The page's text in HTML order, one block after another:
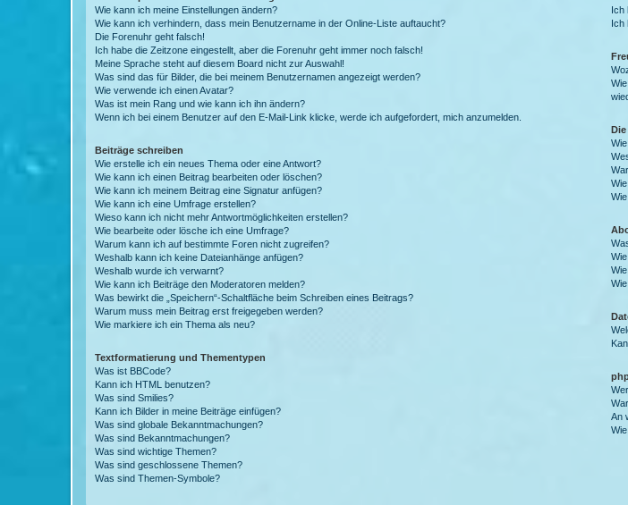
Wie kann ich meine Einstellungen ändern?
Wie kann ich verhindern, dass mein Benutzername in der Online-Liste auftaucht?
Die Forenuhr geht falsch!
Ich habe die Zeitzone eingestellt, aber die Forenuhr geht immer noch falsch!
Meine Sprache steht auf diesem Board nicht zur Auswahl!
Was sind das für Bilder, die bei meinem Benutzernamen angezeigt werden?
Wie verwende ich einen Avatar?
Was ist mein Rang und wie kann ich ihn ändern?
Wenn ich bei einem Benutzer auf den E-Mail-Link klicke, werde ich aufgefordert, mich anzumelden.
Beiträge schreiben
Wie erstelle ich ein neues Thema oder eine Antwort?
Wie kann ich einen Beitrag bearbeiten oder löschen?
Wie kann ich meinem Beitrag eine Signatur anfügen?
Wie kann ich eine Umfrage erstellen?
Wieso kann ich nicht mehr Antwortmöglichkeiten erstellen?
Wie bearbeite oder lösche ich eine Umfrage?
Warum kann ich auf bestimmte Foren nicht zugreifen?
Weshalb kann ich keine Dateianhänge anfügen?
Weshalb wurde ich verwarnt?
Wie kann ich Beiträge den Moderatoren melden?
Was bewirkt die „Speichern“-Schaltfläche beim Schreiben eines Beitrags?
Warum muss mein Beitrag erst freigegeben werden?
Wie markiere ich ein Thema als neu?
Textformatierung und Thementypen
Was ist BBCode?
Kann ich HTML benutzen?
Was sind Smilies?
Kann ich Bilder in meine Beiträge einfügen?
Was sind globale Bekanntmachungen?
Was sind Bekanntmachungen?
Was sind wichtige Themen?
Was sind geschlossene Themen?
Was sind Themen-Symbole?
Ich
Ich
An